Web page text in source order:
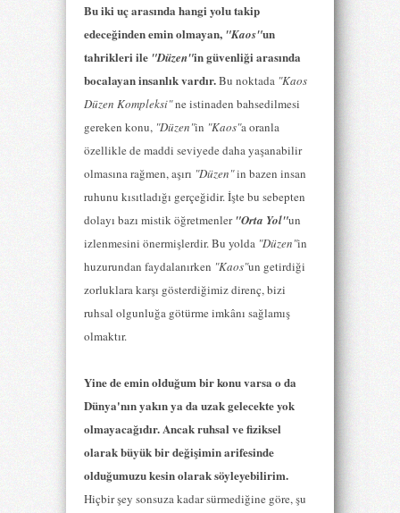
Bu iki uç arasında hangi yolu takip
edeceğinden emin olmayan, "Kaos"un
tahrikleri ile "Düzen"in güvenliği arasında
bocalayan insanlık vardır.Bu noktada "Kaos
Düzen Kompleksi"ne istinaden bahsedilmesi
gereken konu, "Düzen"in "Kaos"a oranla
özellikle de maddi seviyede daha yaşanabilir
olmasına rağmen, aşırı "Düzen"in bazen insan
ruhunu kısıtladığı gerçeğidir. İşte bu sebepten
dolayı bazı mistik öğretmenler"Orta Yol"un
izlenmesini önermişlerdir. Bu yolda "Düzen"in
huzurundan faydalanırken "Kaos"un getirdiği
zorluklara karşı gösterdiğimiz direnç, bizi
ruhsal olgunluğa götürme imkânı sağlamış
olmaktır.
Yine de emin olduğum bir konu varsa o da
Dünya'nın yakın ya da uzak gelecekte yok
olmayacağıdır. Ancak ruhsal ve fiziksel
olarak büyük bir değişimin arifesinde
olduğumuzu kesin olarak söyleyebilirim.
Hiçbir şey sonsuza kadar sürmediğine göre, şu